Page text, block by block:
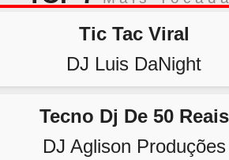
Tic Tac Viral
DJ Luis DaNight
Tecno Dj De 50 Reais
DJ Aglison Produções